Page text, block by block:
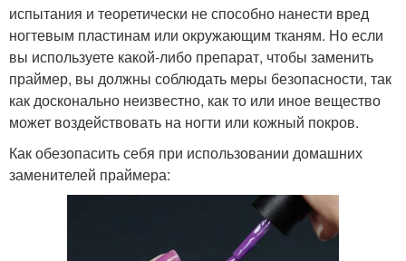
испытания и теоретически не способно нанести вред
ногтевым пластинам или окружающим тканям. Но если
вы используете какой-либо препарат, чтобы заменить
праймер, вы должны соблюдать меры безопасности, так
как досконально неизвестно, как то или иное вещество
может воздействовать на ногти или кожный покров.
Как обезопасить себя при использовании домашних
заменителей праймера: